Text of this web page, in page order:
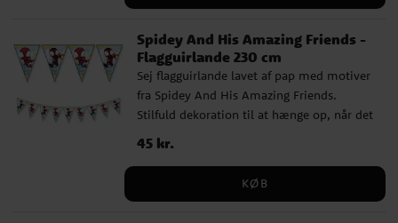
Spidey And His Amazing Friends -
Flagguirlande 230 cm
Sej flagguirlande lavet af pap med motiver
fra Spidey And His Amazing Friends.
Stilfuld dekoration til at hænge op, når det
fødselsdagsfest. Guirlanden er cirka 2,3
har tryk på begge sider.
Pris:45 kr.
45 kr.
KØB